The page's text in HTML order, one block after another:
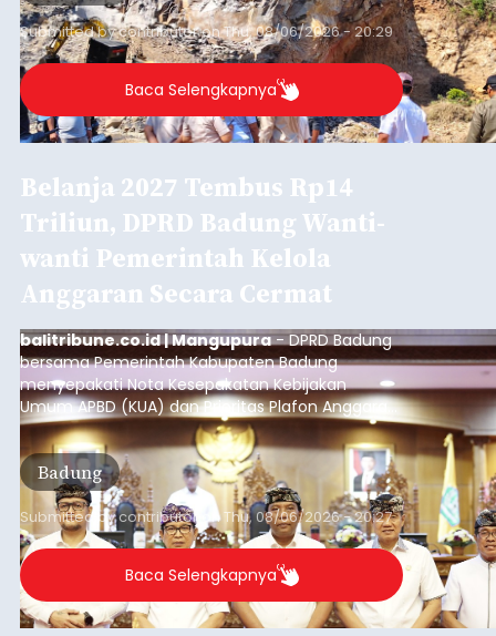
Submitted bycontributoronThu, 08/06/2026 - 20:29
Baca Selengkapnya
Belanja 2027 Tembus Rp14
Triliun, DPRD Badung Wanti-
wanti Pemerintah Kelola
Anggaran Secara Cermat
balitribune.co.id | Mangupura- DPRD Badung
bersama Pemerintah Kabupaten Badung
menyepakati Nota Kesepakatan Kebijakan
Umum APBD (KUA) dan Prioritas Plafon Anggaran
Sementara (PPAS) Tahun Anggaran 2027 dalam
rapat paripurna yang digelar di Gedung DPRD
Badung, Kamis (6/8/2026).
Badung
Submitted bycontributor onThu, 08/06/2026 - 20:27
Baca Selengkapnya